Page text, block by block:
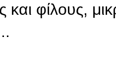
και φίλους,